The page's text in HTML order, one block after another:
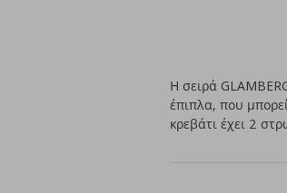
Η σειρά
έπιπλα, που
κρεβάτι έχει 2